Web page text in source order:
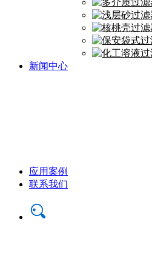
新闻中心
应用案例
联系我们